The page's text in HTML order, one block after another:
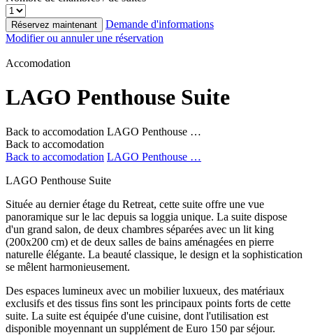
Réservez maintenant
Demande d'informations
Modifier ou annuler une réservation
Accomodation
LAGO Penthouse Suite
Back to accomodation LAGO Penthouse …
Back to accomodation
Back to accomodation LAGO Penthouse …
LAGO Penthouse Suite
Située au dernier étage du Retreat, cette suite offre une vue
panoramique sur le lac depuis sa loggia unique. La suite dispose
d'un grand salon, de deux chambres séparées avec un lit king
(200x200 cm) et de deux salles de bains aménagées en pierre
naturelle élégante. La beauté classique, le design et la sophistication
se mêlent harmonieusement.
Des espaces lumineux avec un mobilier luxueux, des matériaux
exclusifs et des tissus fins sont les principaux points forts de cette
suite. La suite est équipée d'une cuisine, dont l'utilisation est
disponible moyennant un supplément de Euro 150 par séjour.